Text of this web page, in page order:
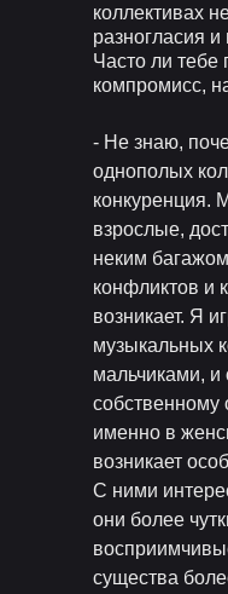
коллективах
разногласия
Часто ли тебе
компромисс,
- Не знаю,
однополых
конкуренция.
взрослые,
неким
конфликтов и
возникает. Я
музыкальных
мальчиками,
собственному
именно в
возникает
С ними
они более
существа